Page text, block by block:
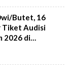
Butet, 16
Tiket Audisi
2026 di